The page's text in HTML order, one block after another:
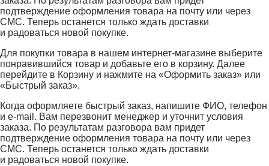
подтверждение оформления товара на почту или через
СМС. Теперь останется только ждать доставки
и радоваться новой покупке.
Для покупки товара в нашем интернет-магазине выберите
понравившийся товар и добавьте его в корзину. Далее
перейдите в Корзину и нажмите на «Оформить заказ» или
«Быстрый заказ».
Когда оформляете быстрый заказ, напишите ФИО, телефон
и e-mail. Вам перезвонит менеджер и уточнит условия
заказа. По результатам разговора вам придет
подтверждение оформления товара на почту или через
СМС. Теперь останется только ждать доставки
и радоваться новой покупке.